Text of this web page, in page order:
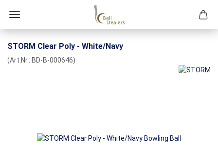
STORM Clear Poly - White/Navy
(Art.Nr.: BD-B-000646)